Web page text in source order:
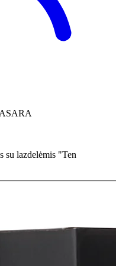
su lazdelėmis "Ten